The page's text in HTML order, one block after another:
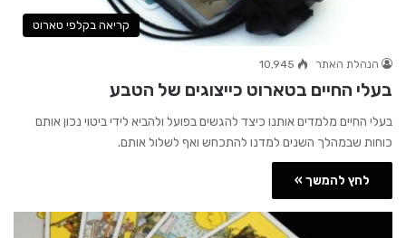
קריאה בקלפי טארוט
הנהלת האתר 10,945
בעלי החיים בטארוט כייצוגים של הטבע
בעלי החיים מלמדים אותנו כיצד להגשים בפועל ולהביא לידי ביטוי נכון אותם
כוחות שבמהלך השנים למדנו להתכחש ואף לשלול אותם.
לחץ להמשך »